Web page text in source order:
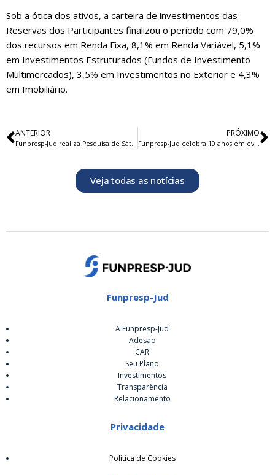
Sob a ótica dos ativos, a carteira de investimentos das
Reservas dos Participantes finalizou o período com 79,0%
dos recursos em Renda Fixa, 8,1% em Renda Variável, 5,1%
em Investimentos Estruturados (Fundos de Investimento
Multimercados), 3,5% em Investimentos no Exterior e 4,3%
em Imobiliário.
ANTERIOR
Funpresp-Jud realiza Pesquisa de Satisfação
PRÓXIMO
Funpresp-Jud celebra 10 anos em evento no CNJ com palestra do gerontólogo Alexandre Kalache
Veja todas as notícias
Funpresp-Jud
A Funpresp-Jud
Adesão
CAR
Seu Plano
Investimentos
Transparência
Relacionamento
Privacidade
Política de Cookies